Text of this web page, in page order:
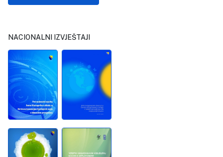
NACIONALNI IZVJEŠTAJI